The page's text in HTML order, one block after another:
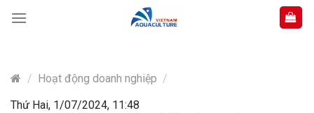
content
/ Hoạt động doanh nghiệp /
Thứ Hai, 1/07/2024, 11:48